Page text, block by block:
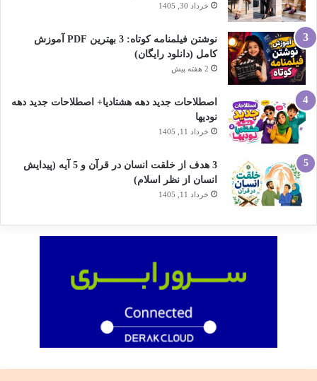
خرداد 30, 1405
نوشتن فیلمنامه کوتاه: 3 بهترین PDF آموزش
کامل (دانلود رایگان)
2 هفته پیش
اصطلاحات جدید دهه هشتادیا+ اصطلاحات جدید دهه
نودیها
خرداد 11, 1405
3 هدف از خلقت انسان در قرآن و 5 آیه (پیدایش
انسان از نظر اسلام)
خرداد 11, 1405